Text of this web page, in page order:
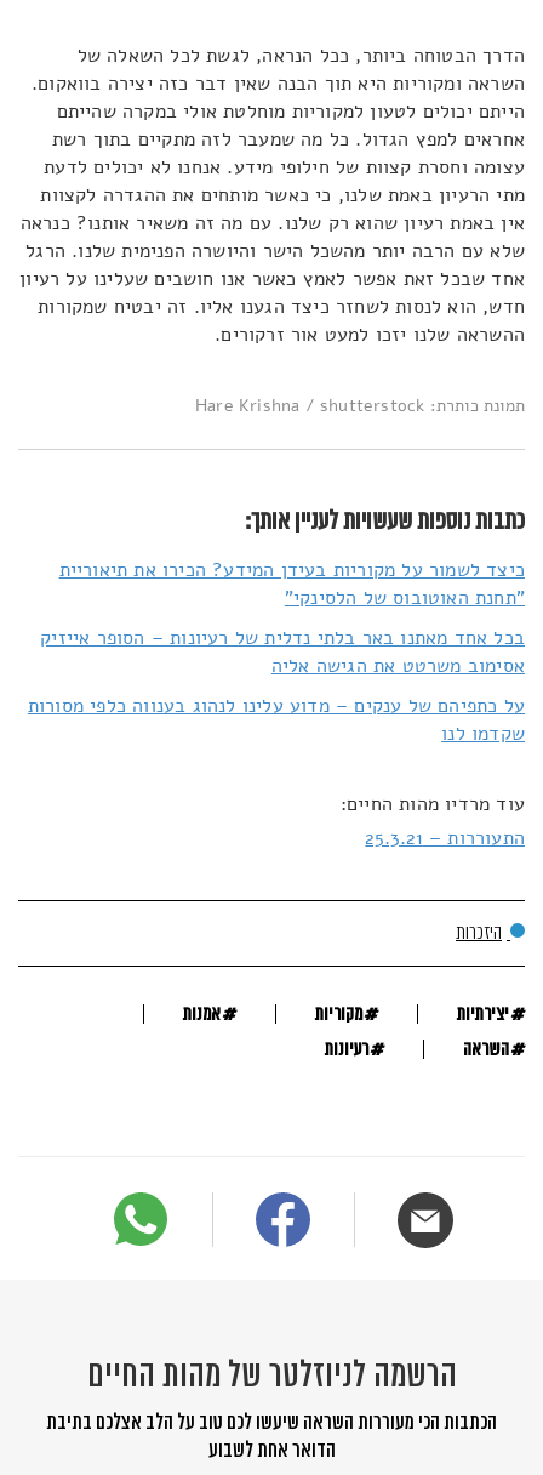
הדרך הבטוחה ביותר, ככל הנראה, לגשת לכל השאלה של
השראה ומקוריות היא תוך הבנה שאין דבר כזה יצירה בוואקום.
הייתם יכולים לטעון למקוריות מוחלטת אולי במקרה שהייתם
אחראים למפץ הגדול. כל מה שמעבר לזה מתקיים בתוך רשת
עצומה וחסרת קצוות של חילופי מידע. אנחנו לא יכולים לדעת
מתי הרעיון באמת שלנו, כי כאשר מותחים את ההגדרה לקצוות
אין באמת רעיון שהוא רק שלנו. עם מה זה משאיר אותנו? כנראה
שלא עם הרבה יותר מהשכל הישר והיושרה הפנימית שלנו. הרגל
אחד שבכל זאת אפשר לאמץ כאשר אנו חושבים שעלינו על רעיון
חדש, הוא לנסות לשחזר כיצד הגענו אליו. זה יבטיח שמקורות
ההשראה שלנו יזכו למעט אור זרקורים.
תמונת כותרת: Hare Krishna / shutterstock
כתבות נוספות שעשויות לעניין אותך:
כיצד לשמור על מקוריות בעידן המידע? הכירו את תיאוריית
"תחנת האוטובוס של הלסינקי"
בכל אחד מאתנו באר בלתי נדלית של רעיונות – הסופר אייזיק
אסימוב משרטט את הגישה אליה
על כתפיהם של ענקים – מדוע עלינו לנהוג בענווה כלפי מסורות
שקדמו לנו
עוד מרדיו מהות החיים:
התעוררות – 25.3.21
היזכרות
#יצירתיות #מקוריות #אמנות
#השראה #רעיונות
הרשמה לניוזלטר של מהות החיים
הכתבות הכי מעוררות השראה שיעשו לכם טוב על הלב אצלכם בתיבת
הדואר אחת לשבוע